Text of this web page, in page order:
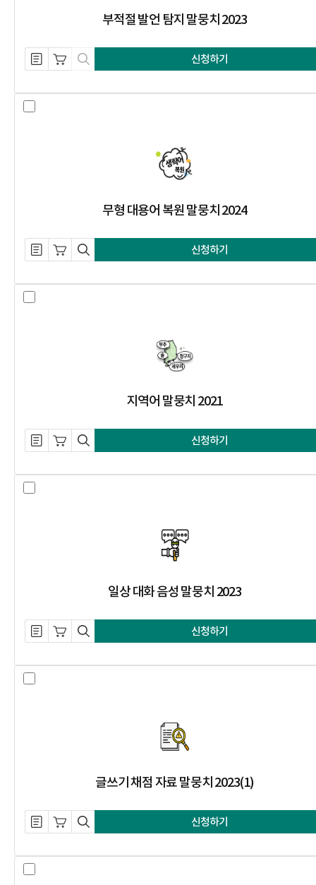
부적절 발언 탐지 말뭉치 2023
설명 자료 내려받기
장바구니 담기
미리보기 신청하기
무형 대용어 복원 말뭉치 2024
설명 자료 내려받기
장바구니 담기
미리보기 신청하기
지역어 말뭉치 2021
설명 자료 내려받기
장바구니 담기
미리보기 신청하기
일상 대화 음성 말뭉치 2023
설명 자료 내려받기
장바구니 담기
미리보기 신청하기
글쓰기 채점 자료 말뭉치 2023(1)
설명 자료 내려받기
장바구니 담기
미리보기 신청하기